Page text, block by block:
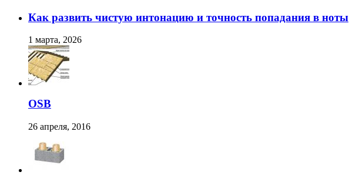
Как развить чистую интонацию и точность попадания в ноты
1 марта, 2026
OSB
26 апреля, 2016